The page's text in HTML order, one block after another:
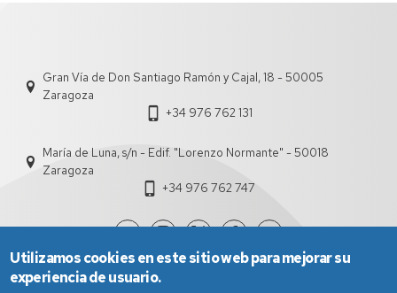
Gran Vía de Don Santiago Ramón y Cajal, 18 - 50005
Zaragoza
+34 976 762 131
María de Luna, s/n - Edif. "Lorenzo Normante" - 50018
Zaragoza
+34 976 762 747
Utilizamos cookies en este sitio web para mejorar su
experiencia de usuario.